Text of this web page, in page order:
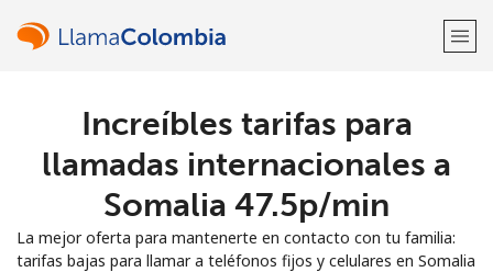
¡Bienvenido!
Regístrate con
Increíbles tarifas para
llamadas internacionales a
Somalia ⁦47.5p⁩/min
La mejor oferta para mantenerte en contacto con tu familia:
tarifas bajas para llamar a teléfonos fijos y celulares en Somalia